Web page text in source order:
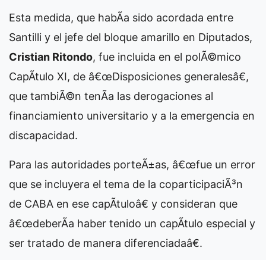
Esta medida, que habÃ­a sido acordada entre
Santilli y el jefe del bloque amarillo en Diputados,
Cristian Ritondo, fue incluida en el polÃ©mico
CapÃ­tulo XI, de â€œDisposiciones generalesâ€,
que tambiÃ©n tenÃ­a las derogaciones al
financiamiento universitario y a la emergencia en
discapacidad.
Para las autoridades porteÃ±as, â€œfue un error
que se incluyera el tema de la coparticipaciÃ³n
de CABA en ese capÃ­tuloâ€ y consideran que
â€œdeberÃ­a haber tenido un capÃ­tulo especial y
ser tratado de manera diferenciadaâ€.